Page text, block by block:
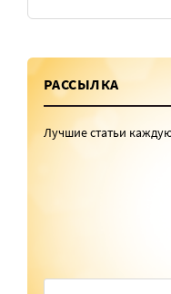
РАССЫЛКА
Лучшие статьи